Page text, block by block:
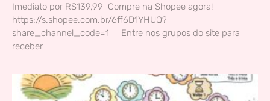
Imediato por R$139,99 Compre na Shopee agora!
https://s.shopee.com.br/6ff6D1YHUQ?
share_channel_code=1 Entre nos grupos do site para
receber